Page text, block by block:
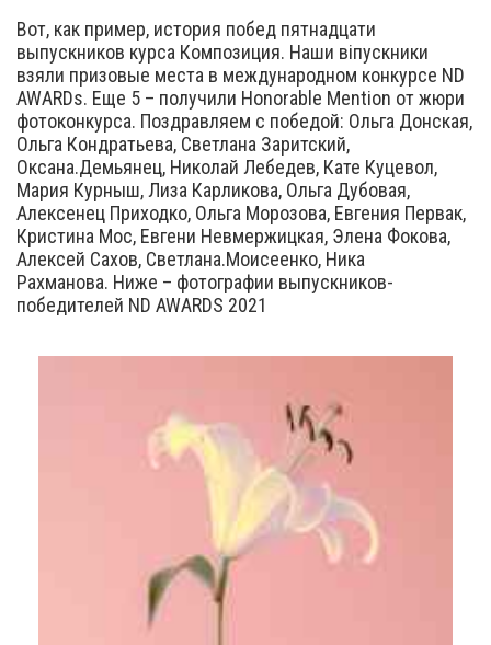
Вот, как пример, история побед пятнадцати
выпускников курса Композиция. Наши віпускники
взяли призовые места в международном конкурсе ND
AWARDs. Еще 5 – получили Honorable Mention от жюри
фотоконкурса. Поздравляем с победой: Ольга Донская,
Ольга Кондратьева, Светлана Заритский,
Оксана.Демьянец, Николай Лебедев, Кате Куцевол,
Мария Курныш, Лиза Карликова, Ольга Дубовая,
Алексенец Приходко, Ольга Морозова, Евгения Первак,
Кристина Мос, Евгени Невмержицкая, Элена Фокова,
Алексей Сахов, Светлана.Моисеенко, Ника
Рахманова. Ниже – фотографии выпускников-
победителей ND AWARDS 2021